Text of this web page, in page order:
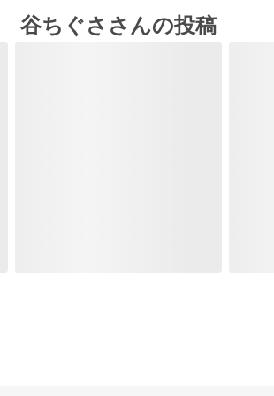
谷ちぐささんの投稿